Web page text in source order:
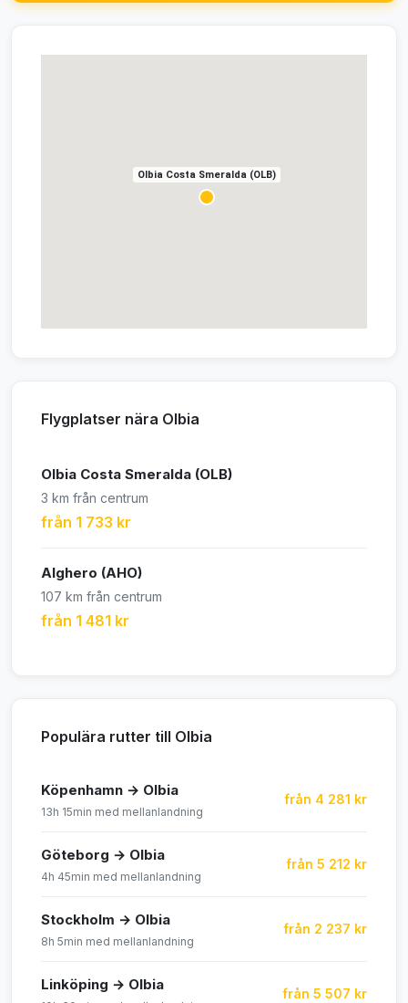
Olbia Costa Smeralda (OLB)
Flygplatser nära Olbia
Olbia Costa Smeralda (OLB)
3 km från centrum
från 1 733 kr
Alghero (AHO)
107 km från centrum
från 1 481 kr
Populära rutter till Olbia
Köpenhamn → Olbia
13h 15min med mellanlandning
från 4 281 kr
Göteborg → Olbia
4h 45min med mellanlandning
från 5 212 kr
Stockholm → Olbia
8h 5min med mellanlandning
från 2 237 kr
Linköping → Olbia
från 5 507 kr